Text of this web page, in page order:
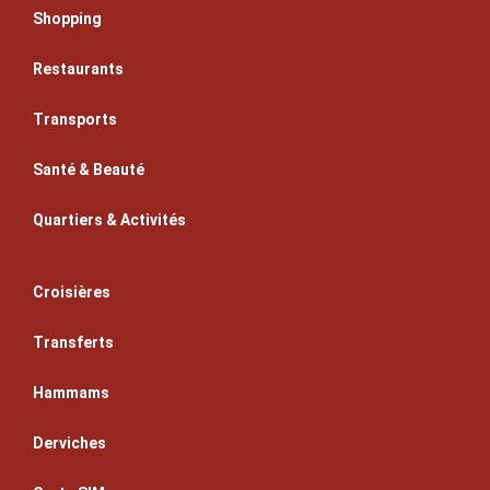
Shopping
Restaurants
Transports
Santé & Beauté
Quartiers & Activités
Croisières
Transferts
Hammams
Derviches